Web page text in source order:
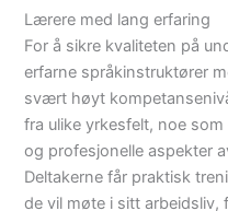
Lærere med lang erfaring
For å sikre kvaliteten på
erfarne språkinstruktører
svært høyt
fra ulike yrkesfelt, noe
og profesjonelle aspekter
Deltakerne får praktisk
de vil møte i sitt arbeidsliv,